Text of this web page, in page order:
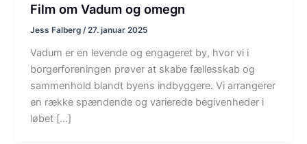
Film om Vadum og omegn
Jess Falberg /27. januar 2025
Vadum er en levende og engageret by, hvor vi i
borgerforeningen prøver at skabe fællesskab og
sammenhold blandt byens indbyggere. Vi arrangerer
en række spændende og varierede begivenheder i
løbet […]